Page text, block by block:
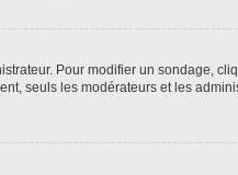
Pour modifier un sondage,
seuls les modérateurs et les